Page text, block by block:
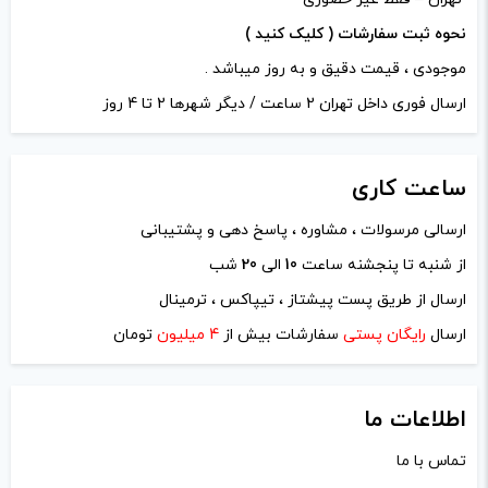
نام*
ایمیل*
ذخیره نام، ایمیل و وبسایت من در مرورگر برای زمانی که دوباره
نحوه ثبت سفارشات ( کلیک کنید )
موجودی ، قیمت دقیق و به روز میباشد .
ارسال فوری داخل تهران 2 ساعت / دیگر شهرها 2 تا 4 روز
ساعت کاری
ارسالی مرسولات ، مشاوره ، پاسخ دهی و پشتیبانی
از شنبه تا پنجشنه ساعت 10 الی 20 شب
ارسال از طریق پست پیشتاز ، تیپاکس ، ترمینال
ارسال رایگان پستی سفارشات بیش از 4 میلیون تومان
اطلاعات ما
تماس با ما